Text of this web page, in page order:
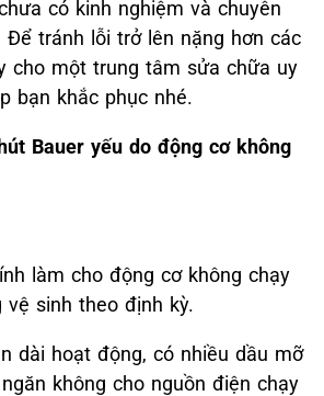
có kinh nghiệm và chuyên
Để tránh lỗi trở lên nặng hơn các
cho một trung tâm sửa chữa uy
bạn khắc phục nhé.
Bauer yếu do động cơ không
làm cho động cơ không chạy
vệ sinh theo định kỳ.
dài hoạt động, có nhiều dầu mỡ
không cho nguồn điện chạy